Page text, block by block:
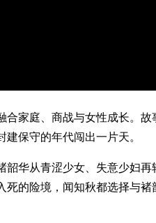
家庭、商战与女性成长。
保守的年代闯出一片天。
华从青涩少女、失意少妇
的险境，闻知秋都选择与褚